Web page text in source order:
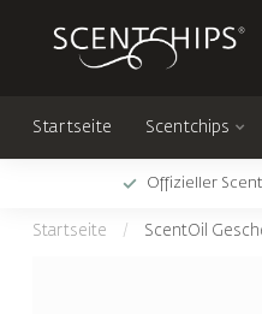
Startseite Scentchips
Offizieller
Startseite / ScentOil